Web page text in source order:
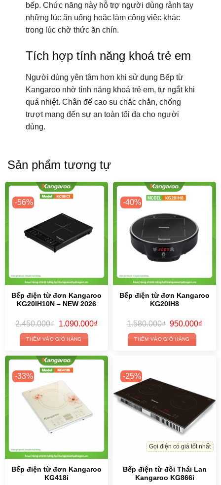
bếp. Chức năng này hỗ trợ người dùng rảnh tay
những lúc ăn uống hoặc làm công việc khác
trong lúc chờ thức ăn chín.
Tích hợp tính năng khoá trẻ em
Người dùng yên tâm hơn khi sử dụng Bếp từ
Kangaroo nhờ tính năng khoá trẻ em, tự ngắt khi
quá nhiệt. Chân đế cao su chắc chắn, chống
trượt mang đến sự an toàn tối đa cho người
dùng.
Sản phẩm tương tự
-56%
Bếp điện từ đơn Kangaroo
KG20IH10N – NEW 2026
2.450.000₫ Original
was:
2.450.000₫.
1.090.000₫Current
1.090.000₫.
THÊM VÀO GIỎ HÀNG
-40%
Bếp điện từ đơn Kangaroo
KG20IH8
1.580.000₫ Original
was:
1.580.000₫.
950.000₫
THÊM VÀO GIỎ HÀNG
-33%
Bếp điện từ đơn Kangaroo
KG418i
-25%
Gọi điện có giá tốt nhất
Bếp điện từ đôi Thái Lan
Kangaroo KG866i